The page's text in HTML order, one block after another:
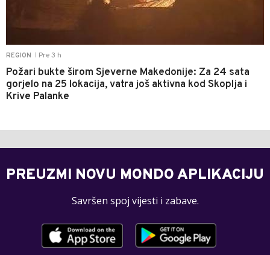
REGION Pre 3 h
Požari bukte širom Sjeverne Makedonije: Za 24 sata
gorjelo na 25 lokacija, vatra još aktivna kod Skoplja i
Krive Palanke
PREUZMI NOVU MONDO APLIKACIJU
Savršen spoj vijesti i zabave.